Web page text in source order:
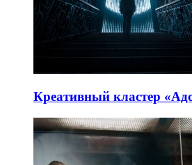
Креативный кластер